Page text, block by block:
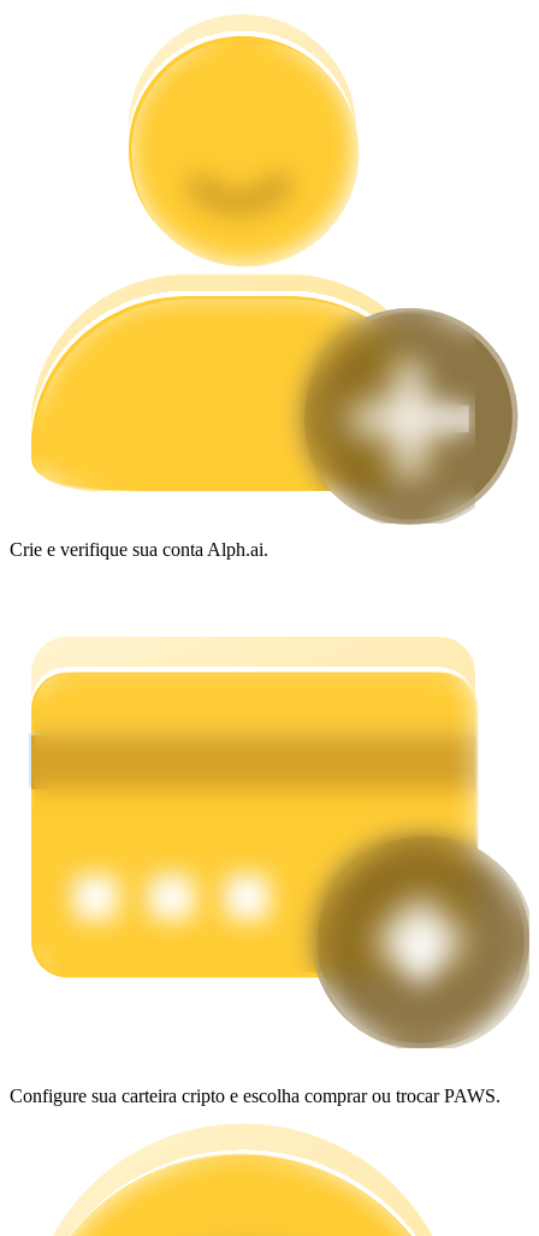
Guia para iniciantes em futuros
Estratégias de negociação
Ganhar
Ganhe recompensas competitivas diariamente
Crie e verifique sua conta Alph.ai.
Configure sua carteira cripto e escolha comprar ou trocar PAWS.